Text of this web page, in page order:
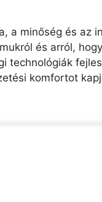
a minőség és az
és arról,
technológiák
komfortot